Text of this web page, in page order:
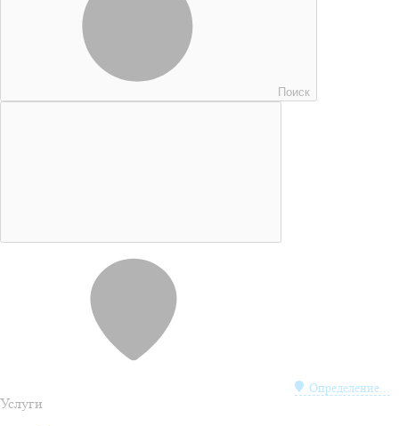
Поиск
Определение...
Услуги